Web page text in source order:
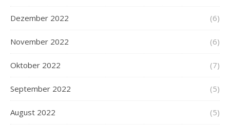
Dezember 2022 (6)
November 2022 (6)
Oktober 2022 (7)
September 2022 (5)
August 2022 (5)